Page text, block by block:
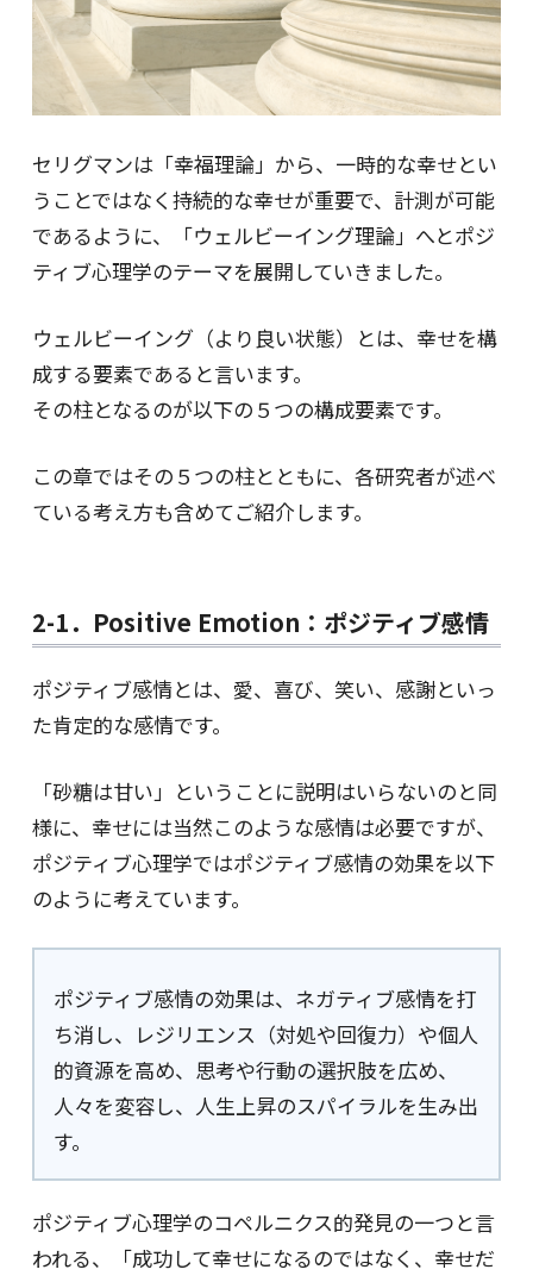
セリグマンは「幸福理論」から、一時的な幸せとい
うことではなく持続的な幸せが重要で、計測が可能
であるように、「ウェルビーイング理論」へとポジ
ティブ心理学のテーマを展開していきました。
ウェルビーイング（より良い状態）とは、幸せを構
成する要素であると言います。
その柱となるのが以下の５つの構成要素です。
この章ではその５つの柱とともに、各研究者が述べ
ている考え方も含めてご紹介します。
2-1．Positive Emotion：ポジティブ感情
ポジティブ感情とは、愛、喜び、笑い、感謝といっ
た肯定的な感情です。
「砂糖は甘い」ということに説明はいらないのと同
様に、幸せには当然このような感情は必要ですが、
ポジティブ心理学ではポジティブ感情の効果を以下
のように考えています。
ポジティブ感情の効果は、ネガティブ感情を打
ち消し、レジリエンス（対処や回復力）や個人
的資源を高め、思考や行動の選択肢を広め、
人々を変容し、人生上昇のスパイラルを生み出
す。
ポジティブ心理学のコペルニクス的発見の一つと言
われる、「成功して幸せになるのではなく、幸せだ